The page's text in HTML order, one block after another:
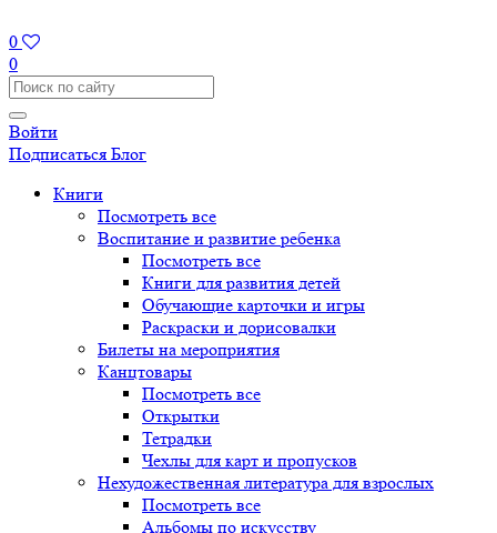
0
0
Войти
Подписаться Блог
Книги
Посмотреть все
Воспитание и развитие ребенка
Посмотреть все
Книги для развития детей
Обучающие карточки и игры
Раскраски и дорисовалки
Билеты на мероприятия
Канцтовары
Посмотреть все
Открытки
Тетрадки
Чехлы для карт и пропусков
Нехудожественная литература для взрослых
Посмотреть все
Альбомы по искусству